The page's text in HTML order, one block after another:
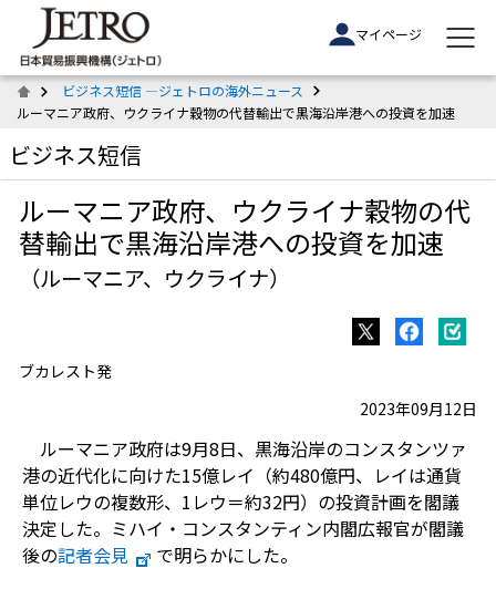
マイページ
ビジネス短信 ―ジェトロの海外ニュース
ルーマニア政府、ウクライナ穀物の代替輸出で黒海沿岸港への投資を加速
ビジネス短信
ルーマニア政府、ウクライナ穀物の代
替輸出で黒海沿岸港への投資を加速
（ルーマニア、ウクライナ）
ブカレスト発
2023年09月12日
ルーマニア政府は9月8日、黒海沿岸のコンスタンツァ
港の近代化に向けた15億レイ（約480億円、レイは通貨
単位レウの複数形、1レウ＝約32円）の投資計画を閣議
決定した。ミハイ・コンスタンティン内閣広報官が閣議
後の記者会見
で明らかにした。